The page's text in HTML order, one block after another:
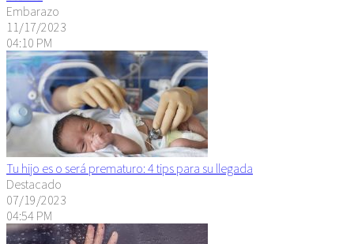
Embarazo
11/17/2023
04:10 PM
Tu hijo es o será prematuro: 4 tips para su llegada
Destacado
07/19/2023
04:54 PM